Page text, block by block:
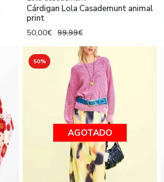
Cárdigan Lola Casademunt animal
print
50,00€ 99,99€
50%
AGOTADO